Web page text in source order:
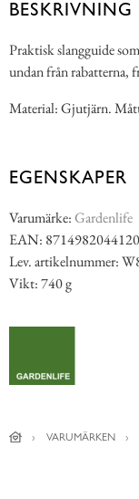
BESKRIVNING
Praktisk slangguide
undan från rabatterna,
Material: Gjutjärn.
EGENSKAPER
Varumärke:Gardenlife
EAN: 8714982044120
Lev. artikelnummer:
Vikt: 740 g
VARUMÄRKEN